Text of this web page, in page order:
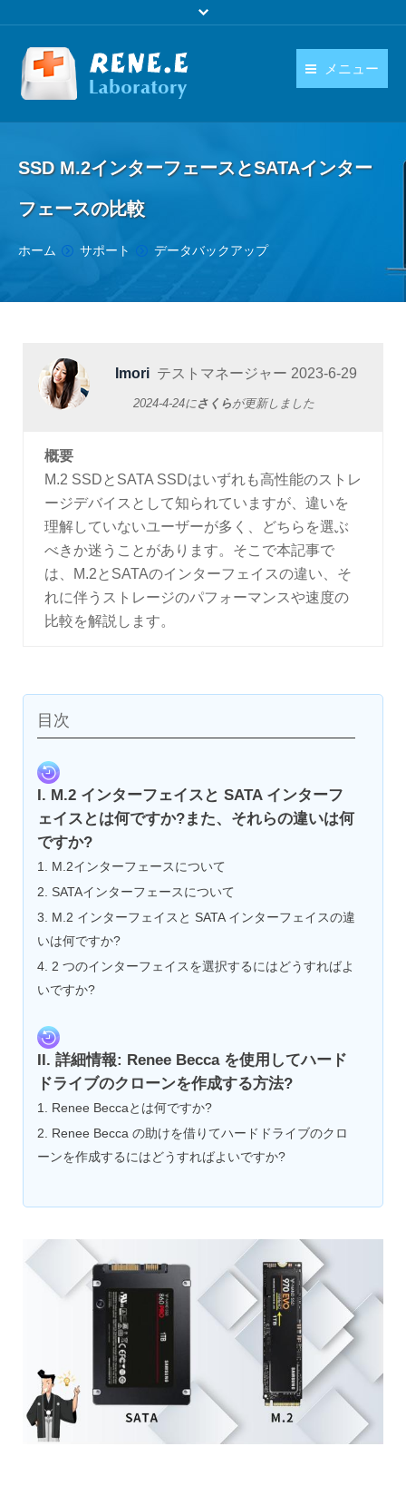
メニュー
ダウンロード
操作ガイド
日本語
language
SSD M.2インターフェースとSATAインター
フェースの比較
You are here:
ホーム サポート データバックアップ
Imori テストマネージャー 2023-6-29
2024-4-24にさくら が更新しました
概要
M.2 SSDとSATA SSDはいずれも高性能のストレ
ージデバイスとして知られていますが、違いを
理解していないユーザーが多く、どちらを選ぶ
べきか迷うことがあります。そこで本記事で
は、M.2とSATAのインターフェイスの違い、そ
れに伴うストレージのパフォーマンスや速度の
比較を解説します。
目次
I. M.2 インターフェイスと SATA インターフ
ェイスとは何ですか?また、それらの違いは何
ですか?
1. M.2インターフェースについて
2. SATAインターフェースについて
3. M.2 インターフェイスと SATA インターフェイスの違
いは何ですか?
4. 2 つのインターフェイスを選択するにはどうすればよ
いですか?
II. 詳細情報: Renee Becca を使用してハード
ドライブのクローンを作成する方法?
1. Renee Beccaとは何ですか?
2. Renee Becca の助けを借りてハードドライブのクロ
ーンを作成するにはどうすればよいですか?